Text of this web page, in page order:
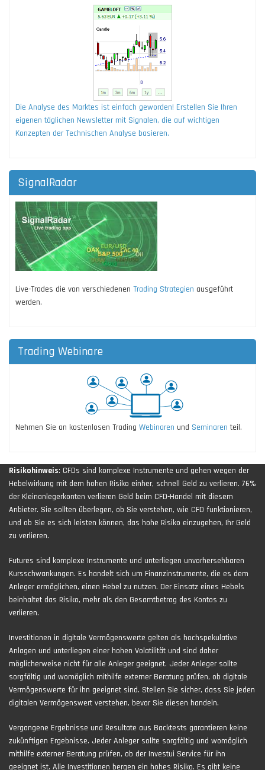
Die Analyse des Marktes ist einfach geworden! Erstellen Sie Ihren
eigenen täglichen Newsletter mit Signalen, die auf wichtigen
Konzepten der Technischen Analyse basieren.
SignalRadar
Live-Trades die von verschiedenen Trading Strategien ausgeführt
werden.
Trading Webinare
Nehmen Sie an kostenlosen Trading Webinaren und Seminaren teil.
Risikohinweis: CFDs sind komplexe Instrumente und gehen wegen der
Hebelwirkung mit dem hohen Risiko einher, schnell Geld zu verlieren. 76%
der Kleinanlegerkonten verlieren Geld beim CFD-Handel mit diesem
Anbieter. Sie sollten überlegen, ob Sie verstehen, wie CFD funktionieren,
und ob Sie es sich leisten können, das hohe Risiko einzugehen, Ihr Geld
zu verlieren.
Futures sind komplexe Instrumente und unterliegen unvorhersehbaren
Kursschwankungen. Es handelt sich um Finanzinstrumente, die es dem
Anleger ermöglichen, einen Hebel zu nutzen. Der Einsatz eines Hebels
beinhaltet das Risiko, mehr als den Gesamtbetrag des Kontos zu
verlieren.
Investitionen in digitale Vermögenswerte gelten als hochspekulative
Anlagen und unterliegen einer hohen Volatilität und sind daher
möglicherweise nicht für alle Anleger geeignet. Jeder Anleger sollte
sorgfältig und womöglich mithilfe externer Beratung prüfen, ob digitale
Vermögenswerte für ihn geeignet sind. Stellen Sie sicher, dass Sie jeden
digitalen Vermögenswert verstehen, bevor Sie diesen handeln.
Vergangene Ergebnisse und Resultate aus Backtests garantieren keine
zukünftigen Ergebnisse. Jeder Anleger sollte sorgfältig und womöglich
mithilfe externer Beratung prüfen, ob der Investui Service für ihn
geeignet ist. Alle Investitionen bergen ein hohes Risiko. Es gibt keine